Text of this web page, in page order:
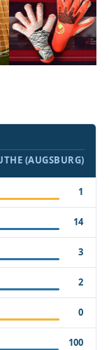
(AUGSBURG)
1
14
3
2
0
100